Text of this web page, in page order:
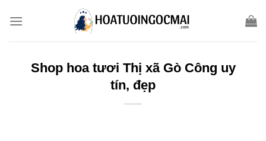
Shop hoa tươi Thị xã Gò Công uy
tín, đẹp